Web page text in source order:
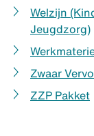
Welzijn
Jeugdzorg)
Zwaar
ZZP Pakket